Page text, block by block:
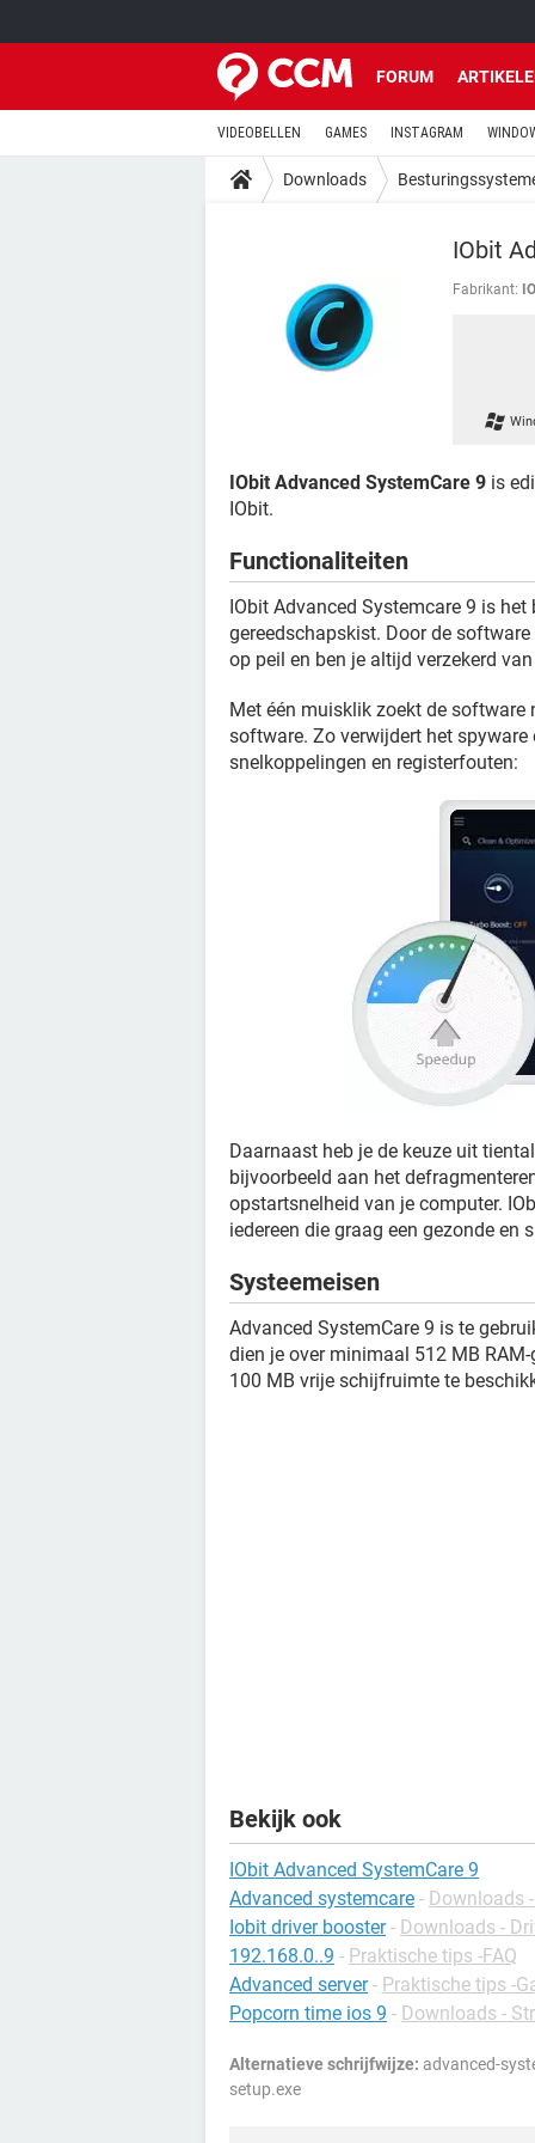
FORUM
VIDEOBELLEN GAMES INSTAGRAM
Downloads
IObit
Fabrikant:
IObit Advanced SystemCare 9 is
IObit.
Functionaliteiten
IObit Advanced Systemcare 9 is
gereedschapskist. Door de
op peil en ben je altijd verzekerd
Met één muisklik zoekt de software
software. Zo verwijdert het
snelkoppelingen en registerfouten:
Daarnaast heb je de keuze uit
bijvoorbeeld aan het
opstartsnelheid van je computer.
iedereen die graag een gezonde en
Systeemeisen
Advanced SystemCare 9 is te
dien je over minimaal 512 MB
100 MB vrije schijfruimte te
Bekijk ook
IObit Advanced SystemCare 9
Advanced systemcare - Downloads
Iobit driver booster - Downloads -
192.168.0..9 - Praktische tips -FAQ
Advanced server - Praktische tips -
Popcorn time ios 9 - Downloads -
Alternatieve schrijfwijze: advanced-
setup.exe